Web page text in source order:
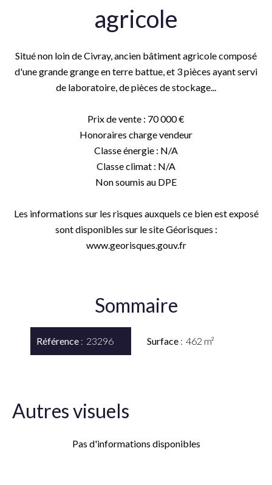
agricole
Situé non loin de Civray, ancien bâtiment agricole composé
d'une grande grange en terre battue, et 3 pièces ayant servi
de laboratoire, de pièces de stockage...
Prix de vente : 70 000 €
Honoraires charge vendeur
Classe énergie : N/A
Classe climat : N/A
Non soumis au DPE
Les informations sur les risques auxquels ce bien est exposé
sont disponibles sur le site Géorisques :
www.georisques.gouv.fr
Sommaire
Référence 23296 Surface 462 m²
Autres visuels
Pas d'informations disponibles